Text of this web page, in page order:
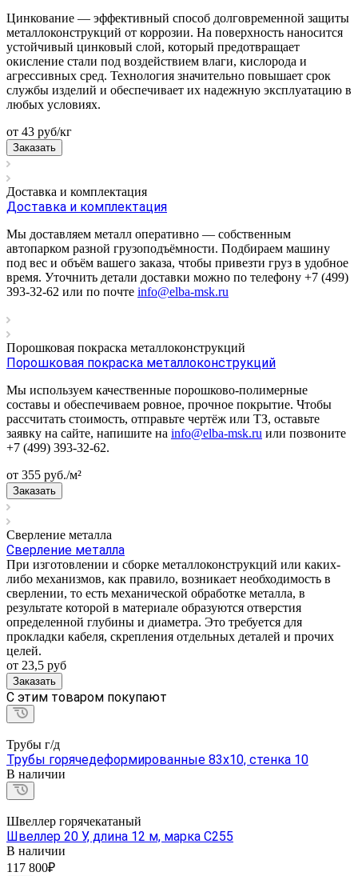
Цинкование — эффективный способ долговременной защиты
металлоконструкций от коррозии. На поверхность наносится
устойчивый цинковый слой, который предотвращает
окисление стали под воздействием влаги, кислорода и
агрессивных сред. Технология значительно повышает срок
службы изделий и обеспечивает их надежную эксплуатацию в
любых условиях.
от 43 руб/кг
Заказать
Доставка и комплектация
Доставка и комплектация
Мы доставляем металл оперативно — собственным
автопарком разной грузоподъёмности. Подбираем машину
под вес и объём вашего заказа, чтобы привезти груз в удобное
время. Уточнить детали доставки можно по телефону +7 (499)
393-32-62 или по почте info@elba-msk.ru
Порошковая покраска металлоконструкций
Порошковая покраска металлоконструкций
Мы используем качественные порошково-полимерные
составы и обеспечиваем ровное, прочное покрытие. Чтобы
рассчитать стоимость, отправьте чертёж или ТЗ, оставьте
заявку на сайте, напишите на info@elba-msk.ru или позвоните
+7 (499) 393-32-62.
от 355 руб./м²
Заказать
Сверление металла
Сверление металла
При изготовлении и сборке металлоконструкций или каких-
либо механизмов, как правило, возникает необходимость в
сверлении, то есть механической обработке металла, в
результате которой в материале образуются отверстия
определенной глубины и диаметра. Это требуется для
прокладки кабеля, скрепления отдельных деталей и прочих
целей.
от 23,5 руб
Заказать
C этим товаром покупают
Трубы г/д
Трубы горячедеформированные 83х10, стенка 10
В наличии
Швеллер горячекатаный
Швеллер 20 У, длина 12 м, марка С255
В наличии
117 800₽